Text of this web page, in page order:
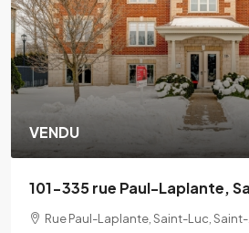
VENDU
101-335 rue Paul-Laplante,
Rue Paul-Laplante, Saint-Luc,